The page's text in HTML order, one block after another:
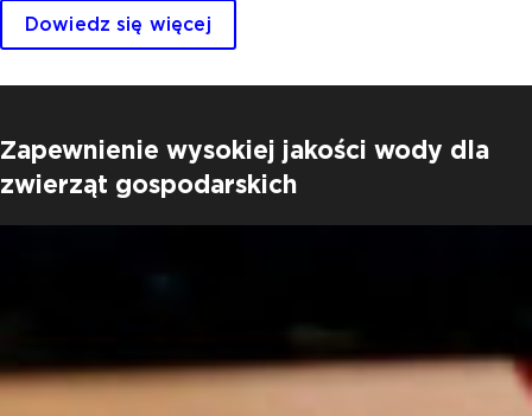
Dowiedz się więcej
Zapewnienie wysokiej jakości wody dla
zwierząt gospodarskich